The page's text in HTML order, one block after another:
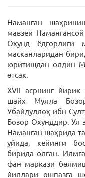
Наманган
мавзеи
Охунд ёдгорлиги
масканларидан
юритишдан олдин
өтсак.
XVII асрнинг
шайх Мулла
Убайдуллоҳ ибн
Бозор Охунддир. Ул
Наманган шаҳрида
уйида, кейинги
бирида олган.
фан маркази
йиллари ошпазга